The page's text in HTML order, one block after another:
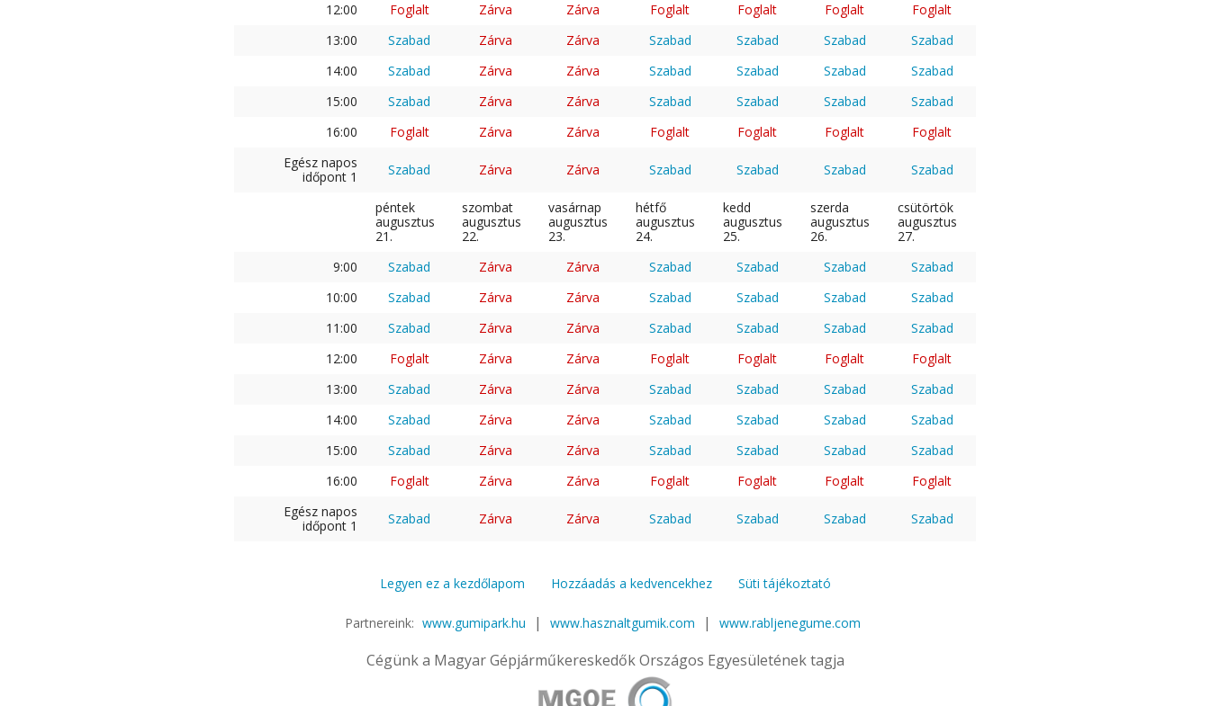
12:00
Foglalt Zárva Zárva Foglalt Foglalt Foglalt
Foglalt
13:00
Szabad Zárva Zárva Szabad Szabad Szabad
Szabad
14:00
Szabad Zárva Zárva Szabad Szabad Szabad
Szabad
15:00
Szabad Zárva Zárva Szabad Szabad Szabad
Szabad
16:00
Foglalt Zárva Zárva Foglalt Foglalt Foglalt
Foglalt
Egész napos
időpont 1
Szabad Zárva Zárva Szabad Szabad Szabad Szabad
péntek
augusztus
21.
szombat
augusztus
22.
vasárnap
augusztus
23.
hétfő
augusztus
24.
kedd
augusztus
25.
szerda
augusztus
26.
csütörtök
augusztus
27.
9:00
Szabad Zárva Zárva Szabad Szabad Szabad
Szabad
10:00
Szabad Zárva Zárva Szabad Szabad Szabad
Szabad
11:00
Szabad Zárva Zárva Szabad Szabad Szabad
Szabad
12:00
Foglalt Zárva Zárva Foglalt Foglalt Foglalt
Foglalt
13:00
Szabad Zárva Zárva Szabad Szabad Szabad
Szabad
14:00
Szabad Zárva Zárva Szabad Szabad Szabad
Szabad
15:00
Szabad Zárva Zárva Szabad Szabad Szabad
Szabad
16:00
Foglalt Zárva Zárva Foglalt Foglalt Foglalt
Foglalt
Egész napos
időpont 1
Szabad Zárva Zárva Szabad Szabad Szabad Szabad
Legyen ez a kezdőlapom Hozzáadás a kedvencekhez Süti tájékoztató
Partnereink: www.gumipark.hu | www.hasznaltgumik.com | www.rabljenegume.com
Cégünk a Magyar Gépjárműkereskedők Országos Egyesületének tagja